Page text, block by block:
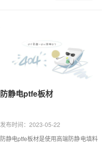
防静电ptfe板材
发布时间：2023-05-22
防静电ptfe板材是使用高端防静电填料